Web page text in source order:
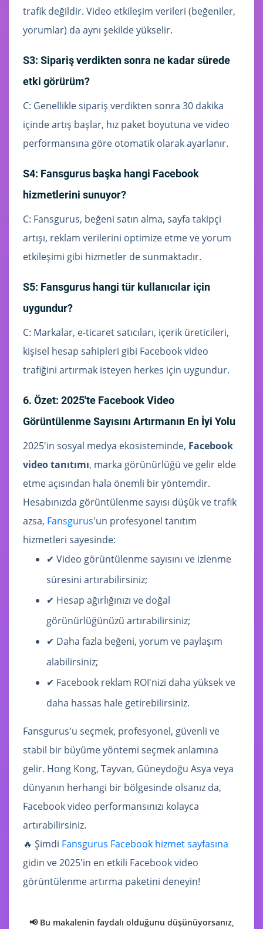
trafik değildir. Video etkileşim verileri (beğeniler,
yorumlar) da aynı şekilde yükselir.
S3: Sipariş verdikten sonra ne kadar sürede
etki görürüm?
C: Genellikle sipariş verdikten sonra 30 dakika
içinde artış başlar, hız paket boyutuna ve video
performansına göre otomatik olarak ayarlanır.
S4: Fansgurus başka hangi Facebook
hizmetlerini sunuyor?
C: Fansgurus, beğeni satın alma, sayfa takipçi
artışı, reklam verilerini optimize etme ve yorum
etkileşimi gibi hizmetler de sunmaktadır.
S5: Fansgurus hangi tür kullanıcılar için
uygundur?
C: Markalar, e-ticaret satıcıları, içerik üreticileri,
kişisel hesap sahipleri gibi Facebook video
trafiğini artırmak isteyen herkes için uygundur.
6. Özet: 2025'te Facebook Video
Görüntülenme Sayısını Artırmanın En İyi Yolu
2025'in sosyal medya ekosisteminde, Facebook
video tanıtımı, marka görünürlüğü ve gelir elde
etme açısından hala önemli bir yöntemdir.
Hesabınızda görüntülenme sayısı düşük ve trafik
azsa, Fansgurus'un profesyonel tanıtım
hizmetleri sayesinde:
✔ Video görüntülenme sayısını ve izlenme
süresini artırabilirsiniz;
✔ Hesap ağırlığınızı ve doğal
görünürlüğünüzü artırabilirsiniz;
✔ Daha fazla beğeni, yorum ve paylaşım
alabilirsiniz;
✔ Facebook reklam ROI'nizi daha yüksek ve
daha hassas hale getirebilirsiniz.
Fansgurus'u seçmek, profesyonel, güvenli ve
stabil bir büyüme yöntemi seçmek anlamına
gelir. Hong Kong, Tayvan, Güneydoğu Asya veya
dünyanın herhangi bir bölgesinde olsanız da,
Facebook video performansınızı kolayca
artırabilirsiniz.
🔥 Şimdi Fansgurus Facebook hizmet sayfasına
gidin ve 2025'in en etkili Facebook video
görüntülenme artırma paketini deneyin!
📢 Bu makalenin faydalı olduğunu düşünüyorsanız,